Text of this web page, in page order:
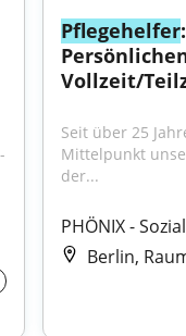
Pflegehelfer
Vollzeit/
Seit über 25
Mittelpunkt
der...
PHÖNIX -
Berlin,